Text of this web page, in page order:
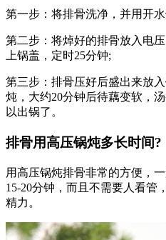
第一步：将排骨洗净，并用开
第二步：将焯好的排骨放入电
上锅盖，定时25分钟;
第三步：排骨压好后盛出来放
炖，大约20分钟后待藕变软，
以出锅了。
排骨用高压锅炖多长时间?
用高压锅炖排骨非常的方便，
15-20分钟，而且不需要人看管
精力。